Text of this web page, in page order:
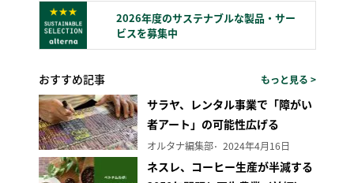
2026年度のサステナブルな製品・サー
ビスを募集中
おすすめ記事 もっと見る >
サラヤ、レンタル事業で「障がい
者アート」の可能性広げる
オルタナ編集部 2024年4月16日
ネスレ、コーヒー生産が半減する